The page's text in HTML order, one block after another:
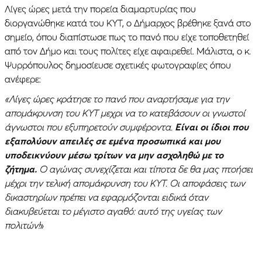
Λίγες ώρες μετά την πορεία διαμαρτυρίας που
διοργανώθηκε κατά του ΚΥΤ, ο Δήμαρχος βρέθηκε ξανά στο
σημείο, όπου διαπίστωσε πως το πανό που είχε τοποθετηθεί
από τον Δήμο και τους πολίτες είχε αφαιρεθεί. Μάλιστα, ο κ.
Ψυρρόπουλος δημοσίευσε σχετικές φωτογραφίες όπου
ανέφερε:
«Λίγες ώρες κράτησε το πανό που αναρτήσαμε για την
απομάκρυνση του ΚΥΤ μεχρι να το κατεβάσουν οι γνωστοί
άγνωστοι που εξυπηρετούν συμφέροντα. Είναι οι ίδιοι που
εξαπολύουν απειλές σε εμένα προσωπικά και μου
υποδεικνύουν μέσω τρίτων να μην ασχοληθώ με το
ζήτημα. Ο αγώνας συνεχίζεται και τίποτα δε θα μας πτοήσει
μέχρι την τελική απομάκρυνση του ΚΥΤ. Οι αποφάσεις των
δικαστηρίων πρέπει να εφαρμόζονται ειδικά όταν
διακυβεύεται το μέγιστο αγαθό: αυτό της υγείας των
πολιτών!»